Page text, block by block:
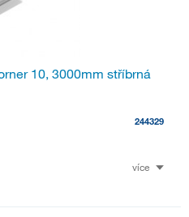
10, 3000mm stříbrná
244329
více